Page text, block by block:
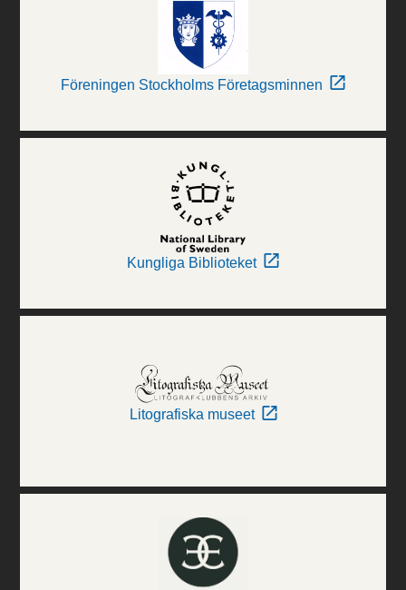
Föreningen Stockholms Företagsminnen
Kungliga Biblioteket
Litografiska museet